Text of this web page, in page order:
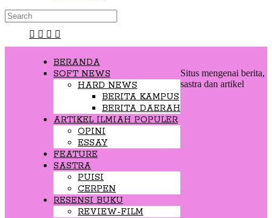
BERANDA
SOFT NEWS
HARD NEWS
BERITA KAMPUS
BERITA DAERAH
ARTIKEL ILMIAH POPULER
OPINI
ESSAY
FEATURE
SASTRA
PUISI
CERPEN
RESENSI BUKU
REVIEW-FILM
Situs mengenai berita,
sastra dan artikel